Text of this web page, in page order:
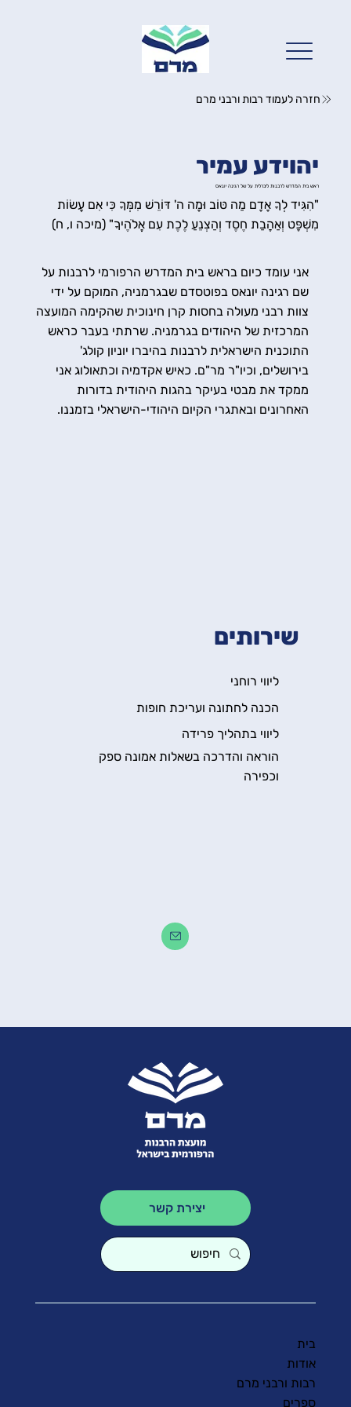
חזרה לעמוד רבות ורבני מרם
שירותים
ליווי רוחני
הכנה לחתונה ועריכת חופות
ליווי בתהליך פרידה
הוראה והדרכה בשאלות אמונה ספק
וכפירה
יהוידע עמיר
ראש בית המדרש לרבנות ליברלית על של רגינה יונאס
"הִגִּיד לְךָ אָדָם מַה טּוֹב וּמָה ה' דּוֹרֵשׁ מִמְּךָ כִּי אִם עֲשׂוֹת
מִשְׁפָּט וְאַהֲבַת חֶסֶד וְהַצְנֵעַ לֶכֶת עִם אֱלֹהֶיךָ" (מיכה ו, ח)
אני עומד כיום בראש בית המדרש הרפורמי לרבנות על
שם רגינה יונאס בפוטסדם שבגרמניה, המוקם על ידי
צוות רבני מעולה בחסות קרן חינוכית שהקימה המועצה
המרכזית של היהודים בגרמניה. שרתתי בעבר כראש
התוכנית הישראלית לרבנות בהיברו יוניון קולג'
בירושלים, וכיו"ר מר"ם. כאיש אקדמיה וכתאולוג אני
ממקד את מבטי בעיקר בהגות היהודית בדורות
האחרונים ובאתגרי הקיום היהודי-הישראלי בזמננו.
יצירת קשר
בית
אודות
רבות ורבני מרם
ספרים